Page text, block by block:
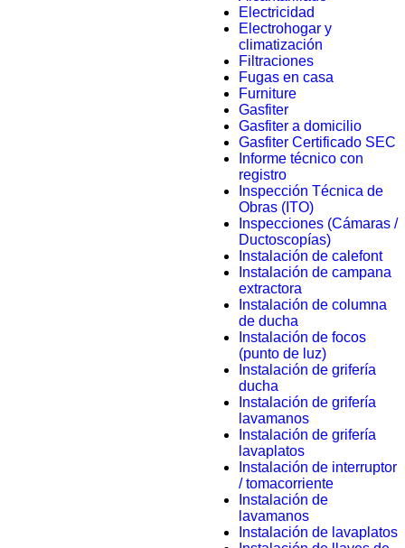
Electricidad
Electrohogar y
climatización
Filtraciones
Fugas en casa
Furniture
Gasfiter
Gasfiter a domicilio
Gasfiter Certificado SEC
Informe técnico con
registro
Inspección Técnica de
Obras (ITO)
Inspecciones (Cámaras /
Ductoscopías)
Instalación de calefont
Instalación de campana
extractora
Instalación de columna
de ducha
Instalación de focos
(punto de luz)
Instalación de grifería
ducha
Instalación de grifería
lavamanos
Instalación de grifería
lavaplatos
Instalación de interruptor
/ tomacorriente
Instalación de
lavamanos
Instalación de lavaplatos